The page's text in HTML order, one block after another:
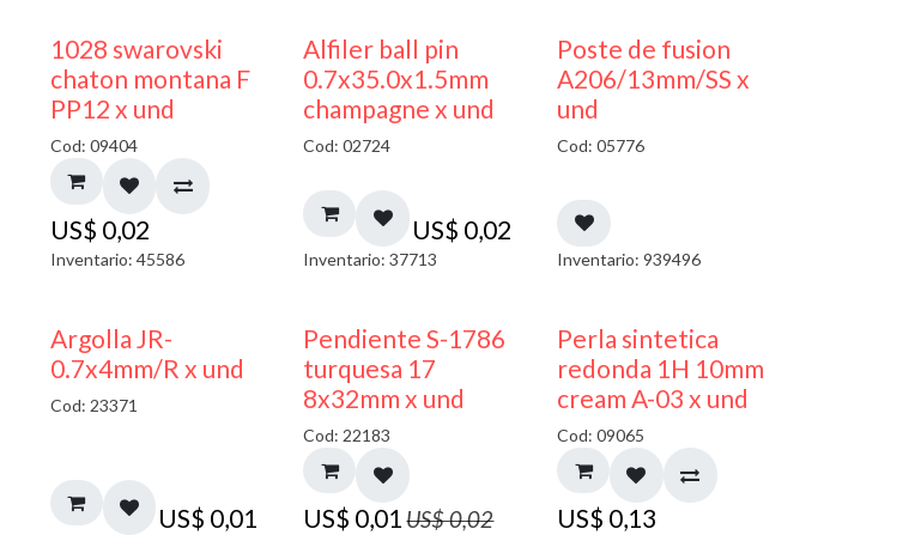
1028 swarovski
chaton montana F
PP12 x und
Cod: 09404
US$ 0,02
Inventario: 45586
Alfiler ball pin
0.7x35.0x1.5mm
champagne x und
Cod: 02724
US$ 0,02
Inventario: 37713
Poste de fusion
A206/13mm/SS x
und
Cod: 05776
Inventario: 939496
Argolla JR-
0.7x4mm/R x und
Cod: 23371
US$ 0,01
50% DESCUENTO
Pendiente S-1786
turquesa 17
8x32mm x und
Cod: 22183
US$ 0,01 US$0,02
Perla sintetica
redonda 1H 10mm
cream A-03 x und
Cod: 09065
US$ 0,13